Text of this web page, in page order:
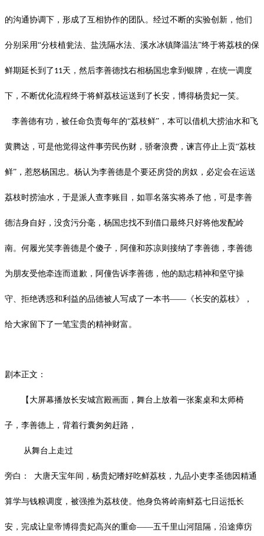
的沟通协调下，形成了互相协作的团队。经过不断的实验创新，他们
分别采用“分枝植瓮法、盐洗隔⽔法、溪水冰镇降温法”终于将荔枝的保
鲜期延长到了 11天，然后李善德找右相杨国忠拿到银牌，在统一调度
下，不断优化流程终于将鲜荔枝运送到了长安，博得杨贵妃一笑。
李善德有功，被任命负责每年的“荔枝鲜”，本可以借机大捞油水和飞
黄腾达，可是他觉得这件事劳民伤财，骄奢浪费，谏言停止上贡“荔枝
鲜”，惹怒杨国忠。杨认为李善德是个要还房贷的房奴，必定会在运送
荔枝时捞油水，于是派人查李账目，如罪名落实将杀了他，可是李善
德洁身自好，没贪污分毫，杨国忠找不到借口最终只好将他发配岭
南。何履光笑李善德是个傻子，阿僮和苏凉则接纳了李善德，李善德
为朋友受他牵连而道歉，阿僮告诉李善德，他的励志精神和坚守操
守、拒绝诱惑和利益的品德被人写成了一本书——《长安的荔枝》，
给大家留下了一笔宝贵的精神财富。
剧本正文：
【大屏幕播放长安城宫殿画面，舞台上放着一张案桌和太师椅
子，李善德上，背着行囊匆匆赶路，
从舞台上走过
旁白： 大唐天宝年间，杨贵妃嗜好吃鲜荔枝，九品小吏李圣德因精通
算学与钱粮调度，被强推为荔枝使。他身负将岭南鲜荔七日运抵长
安，完成让皇帝博得贵妃高兴的重命——五千里山河阻隔，沿途瘴疠